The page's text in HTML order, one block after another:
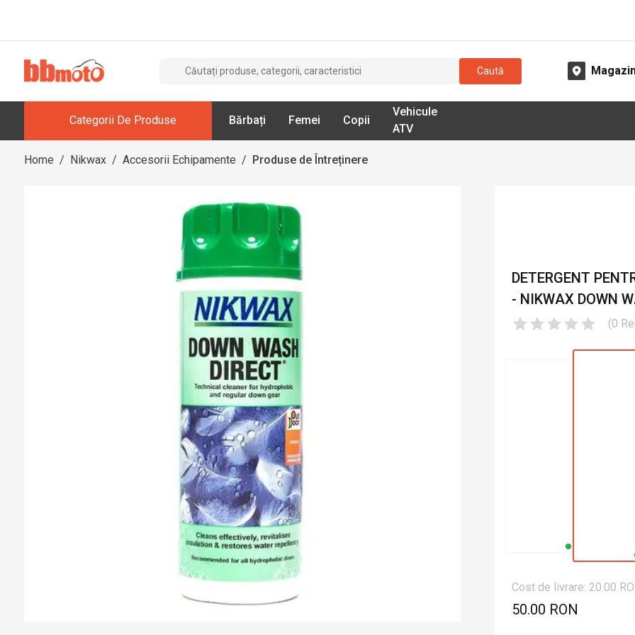
Caută
Categorii De Produse Bărbați Femei Copii
Vehicule
ATV
Home / Nikwax / Accesorii Echipamente / Produse de Întreținere
DETERGENT
- NIKWAX DOWN
(0
Cost de livrare: 20.00
50.00 RON